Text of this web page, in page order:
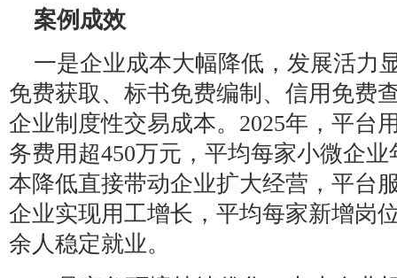
案例成效
一是企业成本大幅降低，发展活力
免费获取、标书免费编制、信用免费
企业制度性交易成本。2025年，平台
务费用超450万元，平均每家小微企
本降低直接带动企业扩大经营，平台
企业实现用工增长，平均每家新增岗
余人稳定就业。